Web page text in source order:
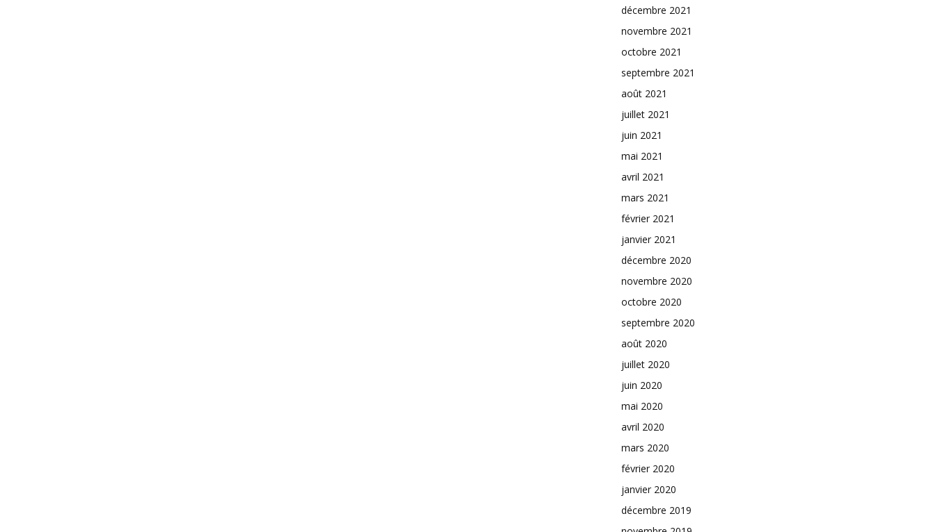
décembre 2021
novembre 2021
octobre 2021
septembre 2021
août 2021
juillet 2021
juin 2021
mai 2021
avril 2021
mars 2021
février 2021
janvier 2021
décembre 2020
novembre 2020
octobre 2020
septembre 2020
août 2020
juillet 2020
juin 2020
mai 2020
avril 2020
mars 2020
février 2020
janvier 2020
décembre 2019